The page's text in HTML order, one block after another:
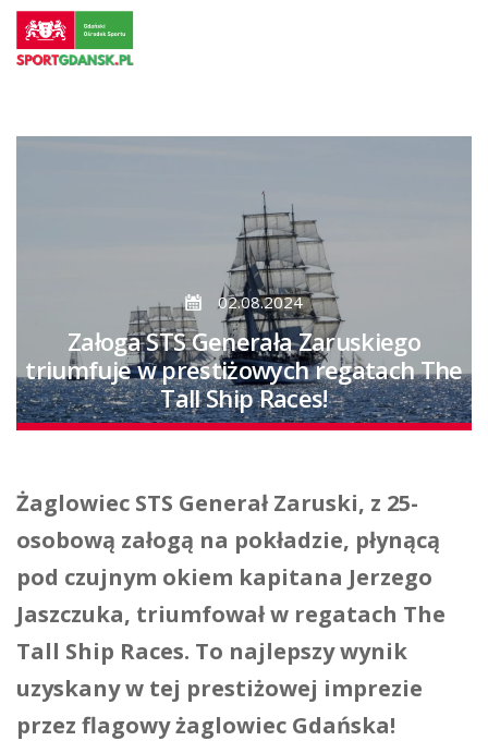
Przejdź
do
02.08.2024
Załoga STS Generała Zaruskiego
triumfuje w prestiżowych regatach The
Tall Ship Races!
Żaglowiec STS Generał Zaruski, z 25-
osobową załogą na pokładzie, płynącą
pod czujnym okiem kapitana Jerzego
Jaszczuka, triumfował w regatach The
Tall Ship Races. To najlepszy wynik
uzyskany w tej prestiżowej imprezie
przez flagowy żaglowiec Gdańska!